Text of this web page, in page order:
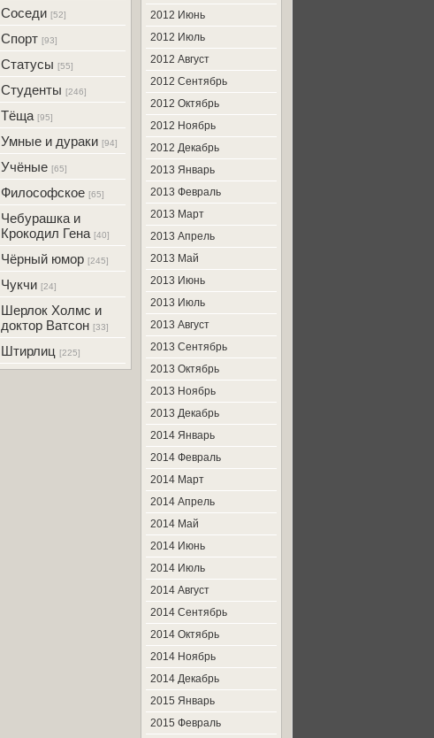
Соседи [52]
Спорт [93]
Статусы [55]
Студенты [246]
Тёща [95]
Умные и дураки [94]
Учёные [65]
Философское [65]
Чебурашка и
Крокодил Гена [40]
Чёрный юмор [245]
Чукчи [24]
Шерлок Холмс и
доктор Ватсон [33]
Штирлиц [225]
2012 Июнь
2012 Июль
2012 Август
2012 Сентябрь
2012 Октябрь
2012 Ноябрь
2012 Декабрь
2013 Январь
2013 Февраль
2013 Март
2013 Апрель
2013 Май
2013 Июнь
2013 Июль
2013 Август
2013 Сентябрь
2013 Октябрь
2013 Ноябрь
2013 Декабрь
2014 Январь
2014 Февраль
2014 Март
2014 Апрель
2014 Май
2014 Июнь
2014 Июль
2014 Август
2014 Сентябрь
2014 Октябрь
2014 Ноябрь
2014 Декабрь
2015 Январь
2015 Февраль